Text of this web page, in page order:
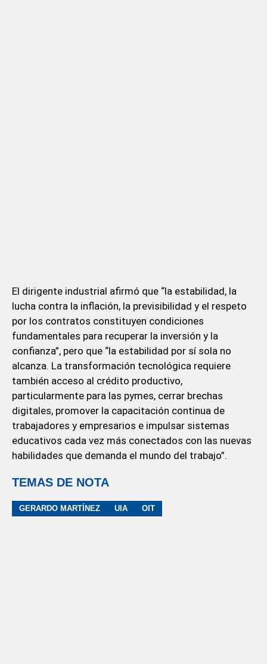
El dirigente industrial afirmó que “la estabilidad, la
lucha contra la inflación, la previsibilidad y el respeto
por los contratos constituyen condiciones
fundamentales para recuperar la inversión y la
confianza”, pero que “la estabilidad por sí sola no
alcanza. La transformación tecnológica requiere
también acceso al crédito productivo,
particularmente para las pymes, cerrar brechas
digitales, promover la capacitación continua de
trabajadores y empresarios e impulsar sistemas
educativos cada vez más conectados con las nuevas
habilidades que demanda el mundo del trabajo”.
TEMAS DE NOTA
GERARDO MARTÍNEZ UIA OIT